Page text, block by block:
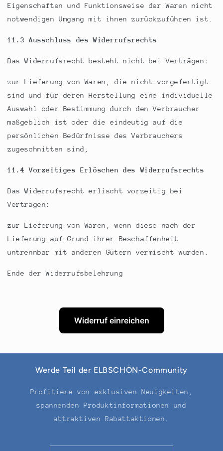
Eigenschaften und Funktionsweise der Waren nicht
notwendigen Umgang mit ihnen zurückzuführen ist.
11.3 Ausschluss des Widerrufsrechts
Das Widerrufsrecht besteht nicht bei Verträgen:
zur Lieferung von Waren, die nicht vorgefertigt
sind und für deren Herstellung eine individuelle
Auswahl oder Bestimmung durch den Verbraucher
maßgeblich ist oder die eindeutig auf die
persönlichen Bedürfnisse des Verbrauchers
zugeschnitten sind,
11.4 Vorzeitiges Erlöschen des Widerrufsrechts
Das Widerrufsrecht erlischt vorzeitig bei
Verträgen:
zur Lieferung von Waren, wenn diese nach der
Lieferung auf Grund ihrer Beschaffenheit
untrennbar mit anderen Gütern vermischt wurden.
Ende der Widerrufsbelehrung
Widerruf einreichen
Werde Teil der ELBSCHÖN-Community
Profitiere von exklusiven Neuigkeiten,
spannenden Produktinformationen und
attraktiven Rabattaktionen.